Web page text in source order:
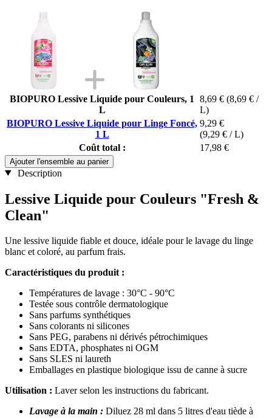
BIOPURO Lessive Liquide pour Couleurs, 1
L
8,69 € (8,69 € /
L)
BIOPURO Lessive Liquide pour Linge Foncé,
1 L
9,29 €
(9,29 € / L)
Coût total :
17,98 €
Ajouter l'ensemble au panier
Description
Lessive Liquide pour Couleurs "Fresh &
Clean"
Une lessive liquide fiable et douce, idéale pour le lavage du linge
blanc et coloré, au parfum frais.
Caractéristiques du produit :​​​
Températures de lavage : 30°C - 90°C
Testée sous contrôle dermatologique
Sans parfums synthétiques
Sans colorants ni silicones
Sans PEG, parabens ni dérivés pétrochimiques
Sans EDTA, phosphates ni OGM
Sans SLES ni laureth
Emballages en plastique biologique issu de canne à sucre
Utilisation : Laver selon les instructions du fabricant.
Lavage à la main : Diluez 28 ml dans 5 litres d'eau tiède à